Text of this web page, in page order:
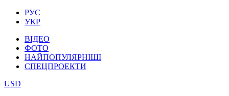
РУС
УКР
ВІДЕО
ФОТО
НАЙПОПУЛЯРНІШІ
СПЕЦПРОЕКТИ
USD